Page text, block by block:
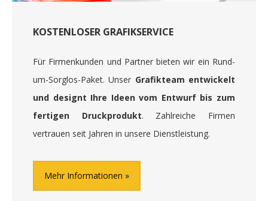
KOSTENLOSER GRAFIKSERVICE
Für Firmenkunden und Partner bieten wir ein Rund-
um-Sorglos-Paket. Unser Grafikteam entwickelt
und designt Ihre Ideen vom Entwurf bis zum
fertigen Druckprodukt. Zahlreiche Firmen
vertrauen seit Jahren in unsere Dienstleistung.
Mehr Informationen